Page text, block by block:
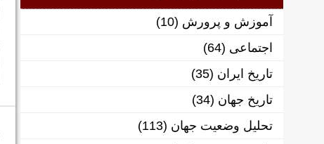
آموزش و پرورش (10)
اجتماعی (64)
تاریخ ایران (35)
تاریخ جهان (34)
تحلیل وضعیت جهان (113)